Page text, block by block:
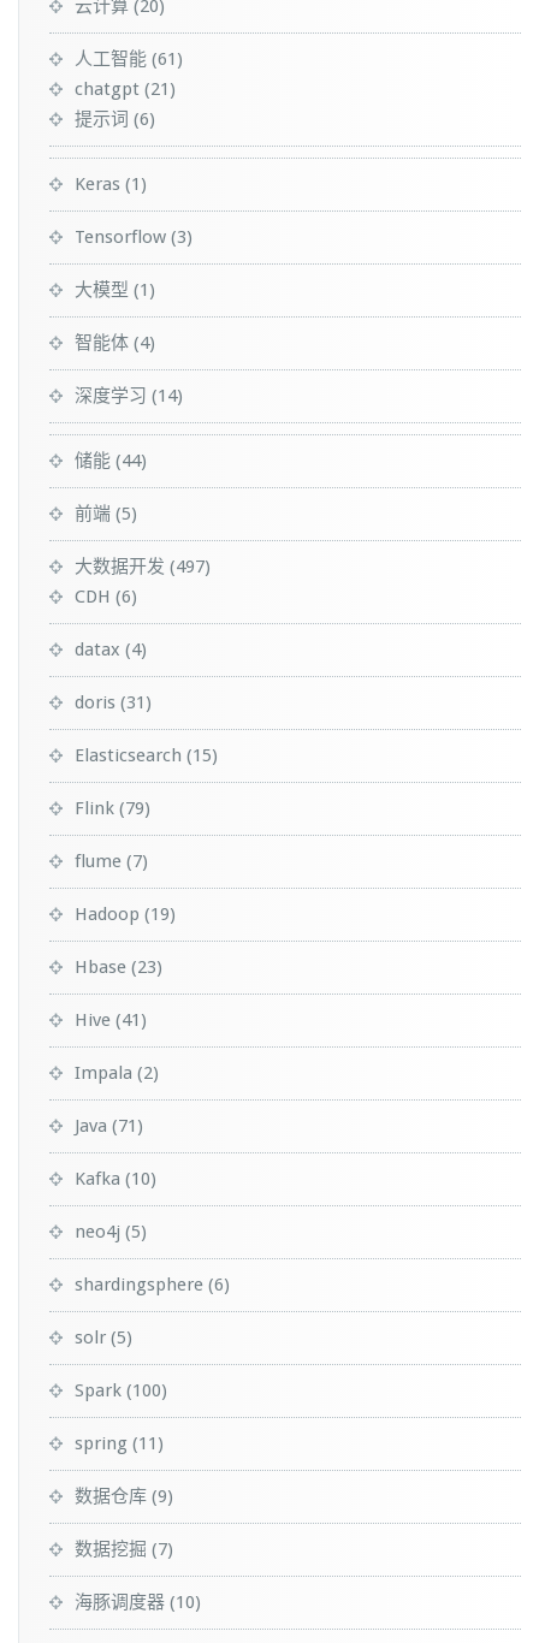
云计算 (20)
人工智能 (61)
chatgpt (21)
提示词 (6)
Keras (1)
Tensorflow (3)
大模型 (1)
智能体 (4)
深度学习 (14)
储能 (44)
前端 (5)
大数据开发 (497)
CDH (6)
datax (4)
doris (31)
Elasticsearch (15)
Flink (79)
flume (7)
Hadoop (19)
Hbase (23)
Hive (41)
Impala (2)
Java (71)
Kafka (10)
neo4j (5)
shardingsphere (6)
solr (5)
Spark (100)
spring (11)
数据仓库 (9)
数据挖掘 (7)
海豚调度器 (10)